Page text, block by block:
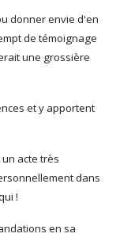
donner envie d'en
de témoignage
une grossière
et y apportent
acte très
dans
!
en sa